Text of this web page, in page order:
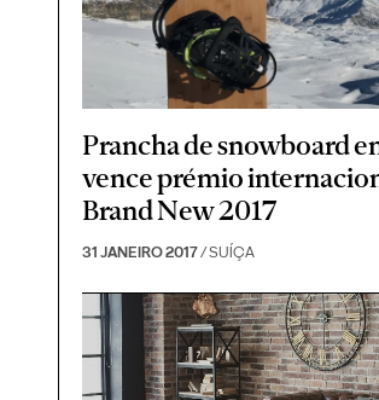
Prancha de snowboard
vence prémio
Brand New 2017
31 JANEIRO 2017/ SUÍÇA